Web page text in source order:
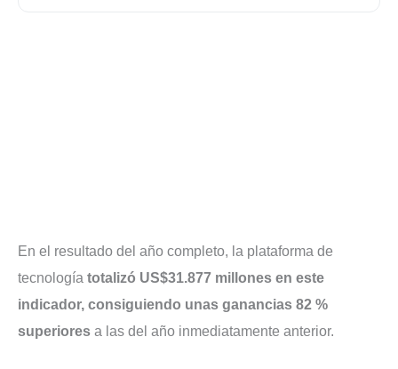
En el resultado del año completo, la plataforma de
tecnología totalizó US$31.877 millones en este
indicador, consiguiendo unas ganancias 82 %
superiores a las del año inmediatamente anterior.